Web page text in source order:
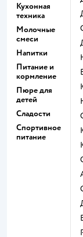
Кухонная
техника
Молочные
смеси
Напитки
Питание и
кормление
Пюре для
детей
Сладости
Спортивное
питание